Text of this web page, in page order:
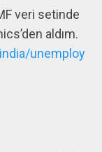
veri setinde
aldım.
unemploy